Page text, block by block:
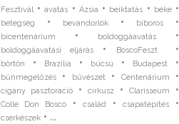
Fesztivál•avatás • Ázsia • beiktatás • béke•
betegség • bevándorlók• bíboros •
bicentenárium • boldoggáavatás•
boldoggáavatási eljárás • BoscoFeszt •
börtön • Brazília • búcsú • Budapest •
bűnmegelőzés• bűvészet• Centenárium •
cigány pasztoráció• cirkusz•Clarisseum •
Colle Don Bosco• család •csapatépítés •
cserkészek• ...